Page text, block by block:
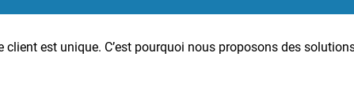
est unique. C’est pourquoi nous proposons des